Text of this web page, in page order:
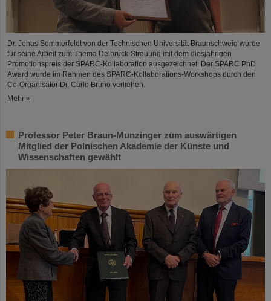
Dr. Jonas Sommerfeldt von der Technischen Universität Braunschweig wurde
für seine Arbeit zum Thema Delbrück-Streuung mit dem diesjährigen
Promotionspreis der SPARC-Kollaboration ausgezeichnet. Der SPARC PhD
Award wurde im Rahmen des SPARC-Kollaborations-Workshops durch den
Co-Organisator Dr. Carlo Bruno verliehen.
Mehr »
Professor Peter Braun-Munzinger zum auswärtigen
Mitglied der Polnischen Akademie der Künste und
Wissenschaften gewählt